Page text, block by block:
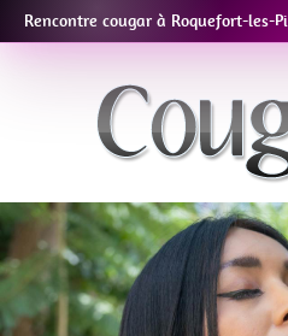
Rencontre cougar à Roquefort-les-